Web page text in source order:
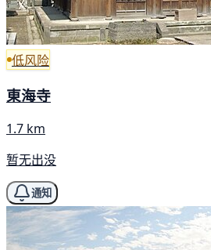
低风险
東海寺
1.7 km
暂无出没
通知